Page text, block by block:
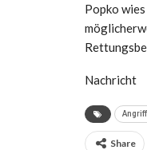
Popko
Nachricht
Share